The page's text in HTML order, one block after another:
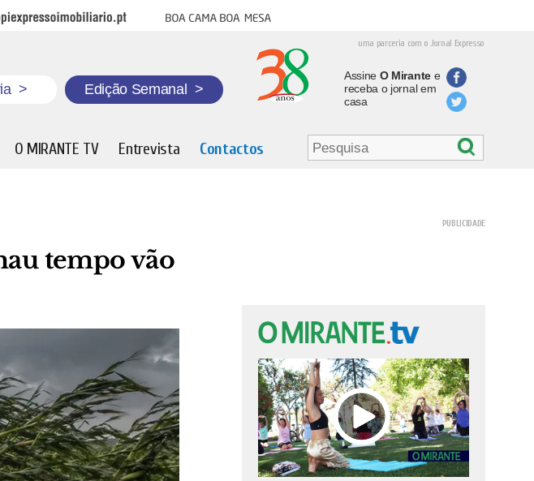
Expresso Imobiliário Boa cama boa mesa
uma parceria com o Jornal Expresso
> Edição Semanal >
Assine O Mirantee
receba o jornal em
casa
O MIRANTE TV Entrevista Contactos
tempo vão